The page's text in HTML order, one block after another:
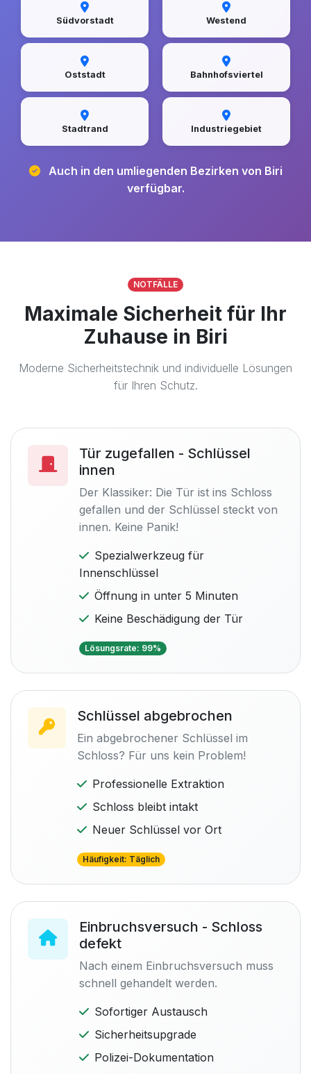
Südvorstadt Westend
Oststadt Bahnhofsviertel
Stadtrand Industriegebiet
Auch in den umliegenden Bezirken von Biri
verfügbar.
NOTFÄLLE
Maximale Sicherheit für Ihr
Zuhause in Biri
Moderne Sicherheitstechnik und individuelle Lösungen
für Ihren Schutz.
Tür zugefallen - Schlüssel
innen
Der Klassiker: Die Tür ist ins Schloss
gefallen und der Schlüssel steckt von
innen. Keine Panik!
Spezialwerkzeug für
Innenschlüssel
Öffnung in unter 5 Minuten
Keine Beschädigung der Tür
Lösungsrate: 99%
Schlüssel abgebrochen
Ein abgebrochener Schlüssel im
Schloss? Für uns kein Problem!
Professionelle Extraktion
Schloss bleibt intakt
Neuer Schlüssel vor Ort
Häufigkeit: Täglich
Einbruchsversuch - Schloss
defekt
Nach einem Einbruchsversuch muss
schnell gehandelt werden.
Sofortiger Austausch
Sicherheitsupgrade
Polizei-Dokumentation